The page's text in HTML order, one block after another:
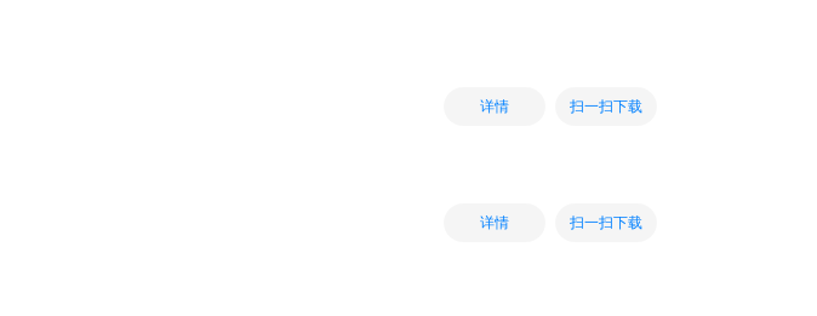
详情 扫一扫下载
详情 扫一扫下载